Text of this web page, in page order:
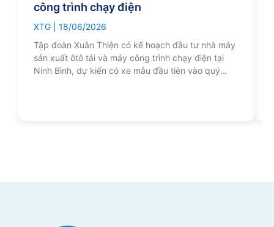
công trình chạy điện
XTG
18/06/2026
Tập đoàn Xuân Thiện có kế hoạch đầu tư nhà máy
sản xuất ôtô tải và máy công trình chạy điện tại
Ninh Bình, dự kiến có xe mẫu đầu tiên vào quý